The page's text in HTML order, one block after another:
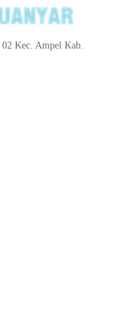
Kec. Ampel Kab.